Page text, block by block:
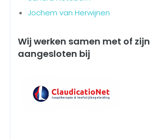
Jochem van Herwijnen
Wij werken samen met of zijn
aangesloten bij